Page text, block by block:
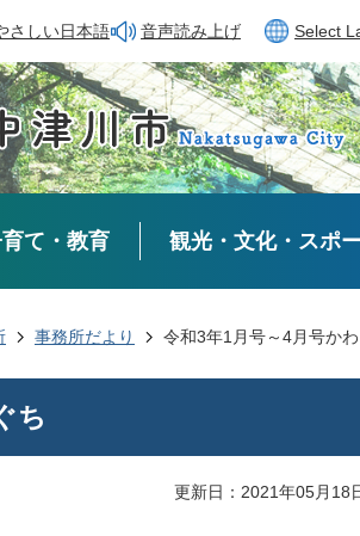
さしい日本語 音声読み上げ Select
て・教育 観光・文化・スポ
事務所だより 令和3年1月号～4月号か
ち
更新日：2021年05月18